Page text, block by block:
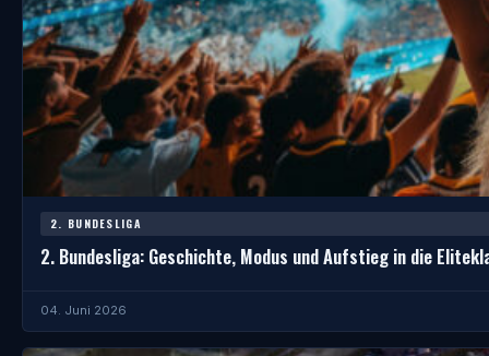
2. BUNDESLIGA
2. Bundesliga: Geschichte, Modus und Aufstieg in die
04. Juni 2026